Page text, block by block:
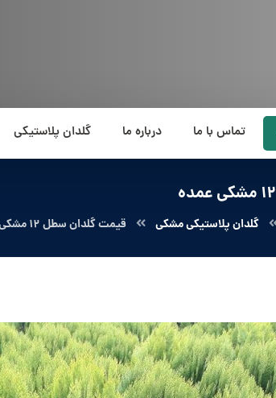
تماس با ما درباره ما گلدان پلاستیکی
گلدان پلاستیکی مشکی قیمت گلدان سطل 12 مشکی عمده